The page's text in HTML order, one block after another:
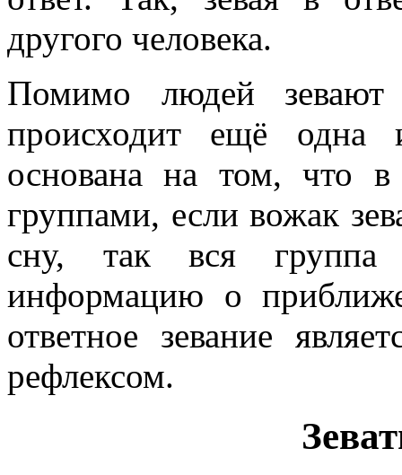
другого человека.
Помимо людей
происходит ещё одна
основана на том, что
группами, если вожак
сну, так вся группа
информацию о
ответное зевание
рефлексом.